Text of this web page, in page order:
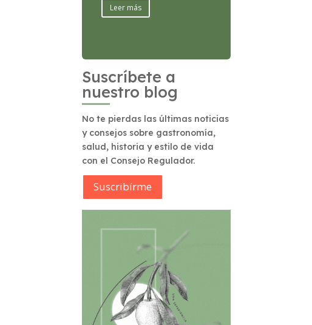
Leer más
Suscríbete a
nuestro blog
No te pierdas las últimas noticias
y consejos sobre gastronomía,
salud, historia y estilo de vida
con el Consejo Regulador.
Suscribírme